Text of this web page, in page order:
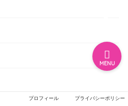
プロフィール プライバシーポリシー
MENU